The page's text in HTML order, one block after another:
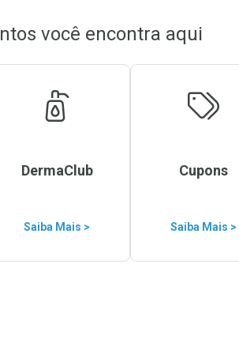
você encontra aqui
DermaClub
Saiba Mais >
Cupons
Saiba Mais >